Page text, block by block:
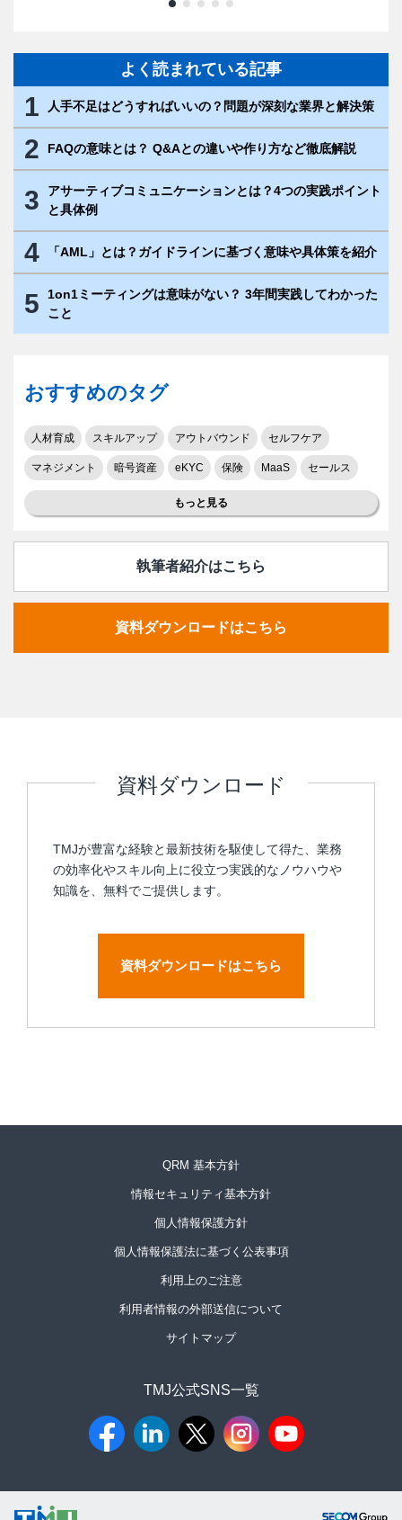
よく読まれている記事
1 人手不足はどうすればいいの？問題が深刻な業界と解決策
2 FAQの意味とは？ Q&Aとの違いや作り方など徹底解説
3
アサーティブコミュニケーションとは？4つの実践ポイント
と具体例
4 「AML」とは？ガイドラインに基づく意味や具体策を紹介
5
1on1ミーティングは意味がない？ 3年間実践してわかった
こと
おすすめのタグ
人材育成 スキルアップ アウトバウンド セルフケア
マネジメント 暗号資産 eKYC 保険 MaaS セールス
もっと見る
執筆者紹介はこちら
資料ダウンロードはこちら
資料ダウンロード
TMJが豊富な経験と最新技術を駆使して得た、業務
の効率化やスキル向上に役立つ実践的なノウハウや
知識を、無料でご提供します。
資料ダウンロードはこちら
QRM 基本方針
情報セキュリティ基本方針
個人情報保護方針
個人情報保護法に基づく公表事項
利用上のご注意
利用者情報の外部送信について
サイトマップ
TMJ公式SNS一覧​